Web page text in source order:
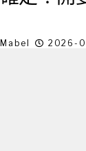
Mabel 2026-